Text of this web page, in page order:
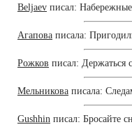
Beljaev писал:
Агапова писала:
Рожков писал: Держаться
Мельникова писала:
Gushhin писал: Бросайте